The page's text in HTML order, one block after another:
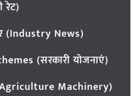
रेट)
(Industry News)
(सरकारी योजनाएं)
Machinery)